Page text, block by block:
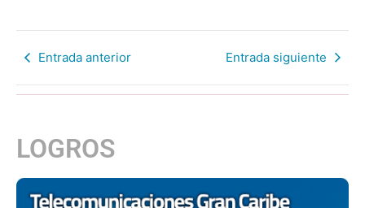
Entrada anterior Entrada siguiente
LOGROS